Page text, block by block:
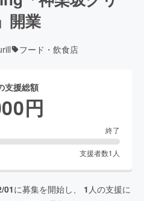
開業
フード・飲食店
支援総額
円
終了
支援者数1 人
01に募集を開始し、 1 人の支援に